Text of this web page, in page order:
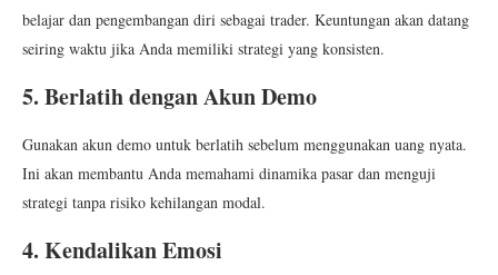
belajar dan pengembangan diri sebagai trader. Keuntungan akan datang
seiring waktu jika Anda memiliki strategi yang konsisten.
5. Berlatih dengan Akun Demo
Gunakan akun demo untuk berlatih sebelum menggunakan uang nyata.
Ini akan membantu Anda memahami dinamika pasar dan menguji
strategi tanpa risiko kehilangan modal.
4. Kendalikan Emosi